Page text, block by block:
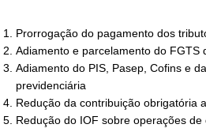
Prorrogação do pagamento dos
Adiamento e parcelamento do FGTS
Adiamento do PIS, Pasep, Cofins e
previdenciária
Redução da contribuição obrigatória
Redução do IOF sobre operações de